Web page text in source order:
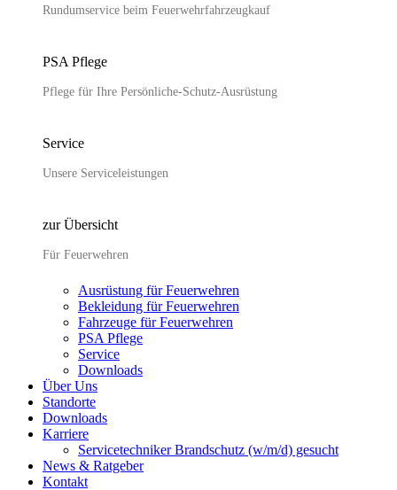
Rundumservice beim Feuerwehrfahrzeugkauf
PSA Pflege
Pflege für Ihre Persönliche-Schutz-Ausrüstung
Service
Unsere Serviceleistungen
zur Übersicht
Für Feuerwehren
Ausrüstung für Feuerwehren
Bekleidung für Feuerwehren
Fahrzeuge für Feuerwehren
PSA Pflege
Service
Downloads
Über Uns
Standorte
Downloads
Karriere
Servicetechniker Brandschutz (w/m/d) gesucht
News & Ratgeber
Kontakt